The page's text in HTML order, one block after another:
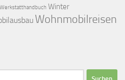
Werkstatthandbuch Winter
Wohnmobilreisen